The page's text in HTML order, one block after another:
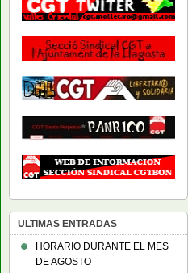
ULTIMAS ENTRADAS
HORARIO DURANTE EL MES
DE AGOSTO